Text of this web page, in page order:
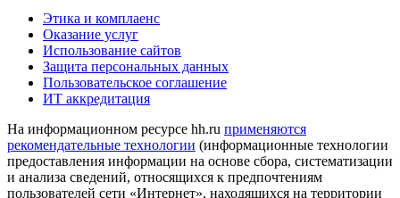
Этика и комплаенс
Оказание услуг
Использование сайтов
Защита персональных данных
Пользовательское соглашение
ИТ аккредитация
На информационном ресурсе hh.ru применяются
рекомендательные технологии (информационные технологии
предоставления информации на основе сбора, систематизации
и анализа сведений, относящихся к предпочтениям
пользователей сети «Интернет», находящихся на территории